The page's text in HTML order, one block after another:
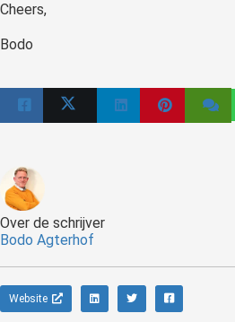
Cheers,
Bodo
Over de schrijver
Bodo Agterhof
Website